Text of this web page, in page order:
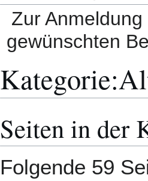
Zur
gewünschten
Kategorie:
Navigation
Suche
Seiten in der
Folgende 59